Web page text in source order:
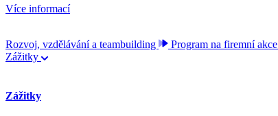
Více informací
Rozvoj, vzdělávání a teambuilding
Program na firemní akce
Zážitky
Zážitky